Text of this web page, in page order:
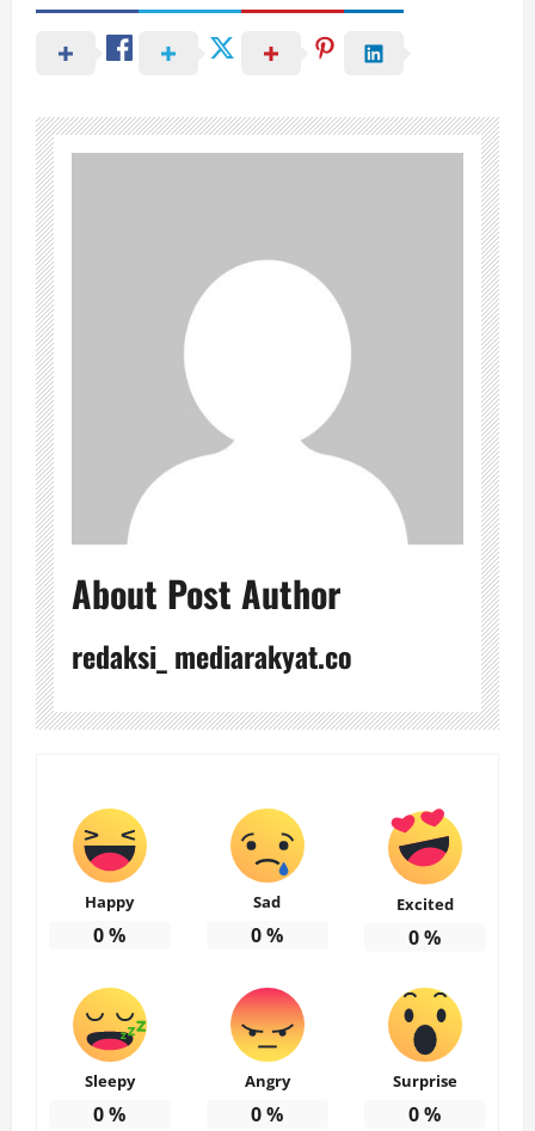
About Post Author
redaksi_ mediarakyat.co
Happy
0%
Sad
0%
Excited
0%
Sleepy
0%
Angry
0%
Surprise
0%